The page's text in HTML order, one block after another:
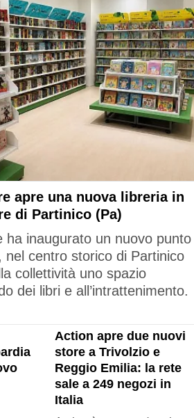
apre una nuova libreria in
di Partinico (Pa)
ha inaugurato un nuovo punto
nel centro storico di Partinico
collettività uno spazio
dei libri e all’intrattenimento.
Action apre due nuovi
store a Trivolzio e
Reggio Emilia: la rete
sale a 249 negozi in
Italia